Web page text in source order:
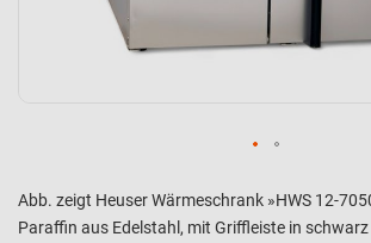
Abb. zeigt Heuser Wärmeschrank »HWS 12-
Paraffin aus Edelstahl, mit Griffleiste in